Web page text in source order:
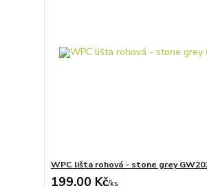
WPC lišta rohová - stone grey
199,00 Kč/ks